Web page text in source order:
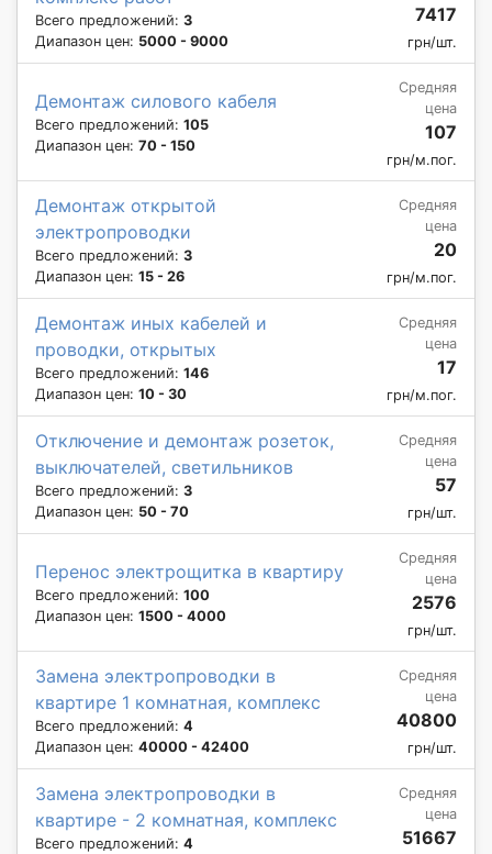
Всего предложений: 3
Диапазон цен: 5000 - 9000
7417
грн/шт.
Демонтаж силового кабеля
Всего предложений: 105
Диапазон цен: 70 - 150
Средняя
цена
107
грн/м.пог.
Демонтаж открытой
электропроводки
Всего предложений: 3
Диапазон цен: 15 - 26
Средняя
цена
20
грн/м.пог.
Демонтаж иных кабелей и
проводки, открытых
Всего предложений: 146
Диапазон цен: 10 - 30
Средняя
цена
17
грн/м.пог.
Отключение и демонтаж розеток,
выключателей, светильников
Всего предложений: 3
Диапазон цен: 50 - 70
Средняя
цена
57
грн/шт.
Перенос электрощитка в квартиру
Всего предложений: 100
Диапазон цен: 1500 - 4000
Средняя
цена
2576
грн/шт.
Замена электропроводки в
квартире 1 комнатная, комплекс
Всего предложений: 4
Диапазон цен: 40000 - 42400
Средняя
цена
40800
грн/шт.
Замена электропроводки в
квартире - 2 комнатная, комплекс
Всего предложений: 4
Средняя
цена
51667